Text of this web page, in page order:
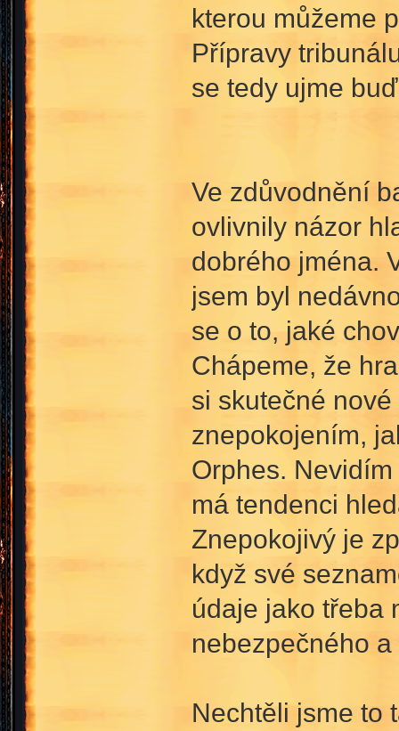
kterou můžeme
Přípravy
se tedy ujme
Ve zdůvodnění
ovlivnily názor
dobrého jména.
jsem byl
se o to, jaké
Chápeme, že
si skutečné
znepokojením,
Orphes.
má tendenci
Znepokojivý je
když své
údaje jako třeba
nebezpečného
Nechtěli jsme to